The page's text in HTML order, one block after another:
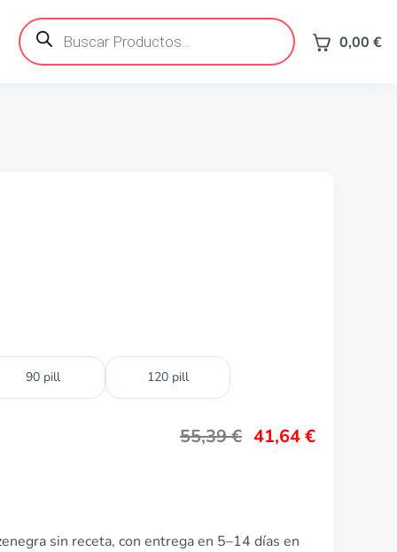
Búsqueda
de
productos 0,00 €
90 pill 120 pill
55,39€ 41,64€
sin receta, con entrega en 5–14 días en